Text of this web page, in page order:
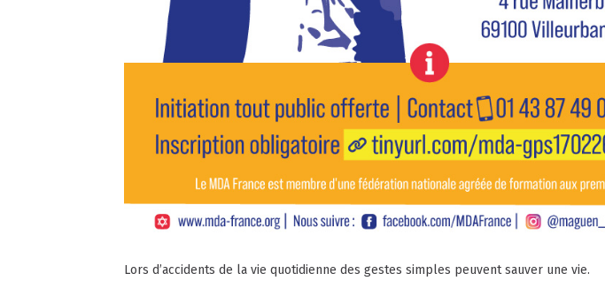
Lors d’accidents de la vie quotidienne des gestes simples peuvent sauver une vie.